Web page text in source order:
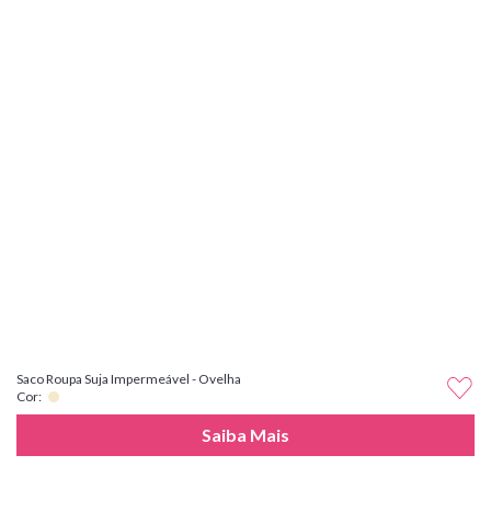
Saco Roupa Suja Impermeável - Ovelha
Cor:
Saiba Mais